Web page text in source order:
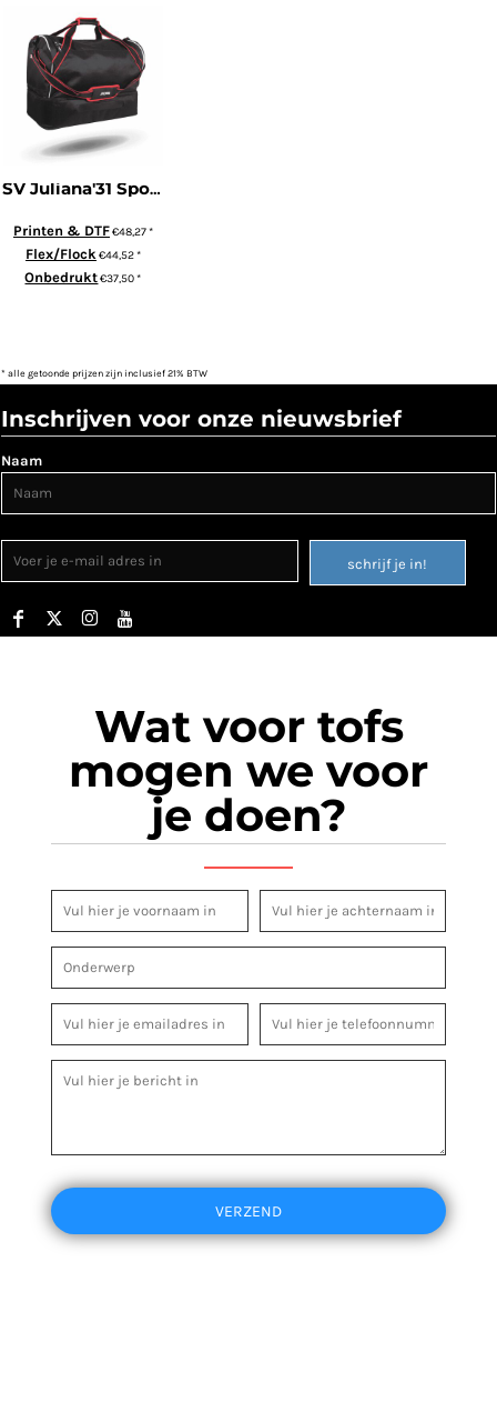
SV Juliana'31 Sporttas met schoenenvak
Printen & DTF€48,27*
Flex/Flock€44,52*
Onbedrukt€37,50*
* alle getoonde prijzen zijn inclusief 21% BTW
Inschrijven voor onze nieuwsbrief
Naam
schrijf je in!
Wat voor tofs
mogen we voor
je doen?
VERZEND